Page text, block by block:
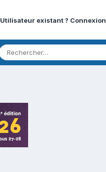
Utilisateur existant ? Connexion